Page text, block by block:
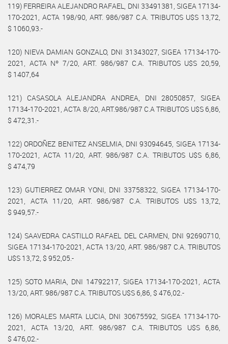
119) FERREIRA ALEJANDRO RAFAEL, DNI 33491381, SIGEA 17134-
170-2021, ACTA 198/90, ART. 986/987 C.A. TRIBUTOS U$S 13,72,
$ 1060,93.-
120) NIEVA DAMIAN GONZALO, DNI 31343027, SIGEA 17134-170-
2021, ACTA Nº 7/20, ART. 986/987 C.A. TRIBUTOS U$S 20,59,
$ 1407,64
121) CASASOLA ALEJANDRA ANDREA, DNI 28050857, SIGEA
17134-170-2021, ACTA 8/20, ART.986/987 C.A TRIBUTOS U$S 6,86,
$ 472,31.-
122) ORDOÑEZ BENITEZ ANSELMIA, DNI 93094645, SIGEA 17134-
170-2021, ACTA 11/20, ART. 986/987 C.A. TRIBUTOS U$S 6,86,
$ 474,79
123) GUTIERREZ OMAR YONI, DNI 33758322, SIGEA 17134-170-
2021, ACTA 11/20, ART. 986/987 C.A. TRIBUTOS U$S 13,72,
$ 949,57.-
124) SAAVEDRA CASTILLO RAFAEL DEL CARMEN, DNI 92690710,
SIGEA 17134-170-2021, ACTA 13/20, ART. 986/987 C.A. TRIBUTOS
U$S 13,72, $ 952,05.-
125) SOTO MARIA, DNI 14792217, SIGEA 17134-170-2021, ACTA
13/20, ART. 986/987 C.A. TRIBUTOS U$S 6,86, $ 476,02.-
126) MORALES MARTA LUCIA, DNI 30675592, SIGEA 17134-170-
2021, ACTA 13/20, ART. 986/987 C.A. TRIBUTOS U$S 6,86,
$ 476,02.-